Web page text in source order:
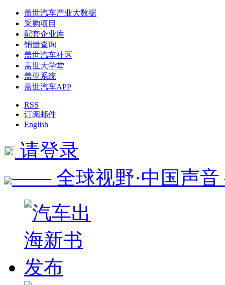
盖世汽车产业大数据
采购项目
配套企业库
销量查询
盖世汽车社区
盖世大学堂
盖亚系统
盖世汽车APP
RSS
订阅邮件
English
请登录
—— 全球视野·中国声